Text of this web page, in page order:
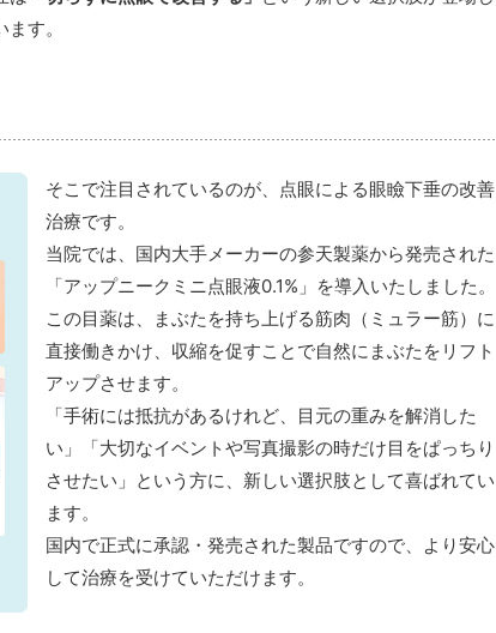
ます。
そこで注目されているのが、点眼による眼瞼下垂の改善
治療です。
当院では、国内大手メーカーの参天製薬から発売された
「アップニークミニ点眼液0.1%」を導入いたしました。
この目薬は、まぶたを持ち上げる筋肉（ミュラー筋）に
直接働きかけ、収縮を促すことで自然にまぶたをリフト
アップさせます。
「手術には抵抗があるけれど、目元の重みを解消した
い」「大切なイベントや写真撮影の時だけ目をぱっちり
させたい」という方に、新しい選択肢として喜ばれてい
ます。
国内で正式に承認・発売された製品ですので、より安心
して治療を受けていただけます。